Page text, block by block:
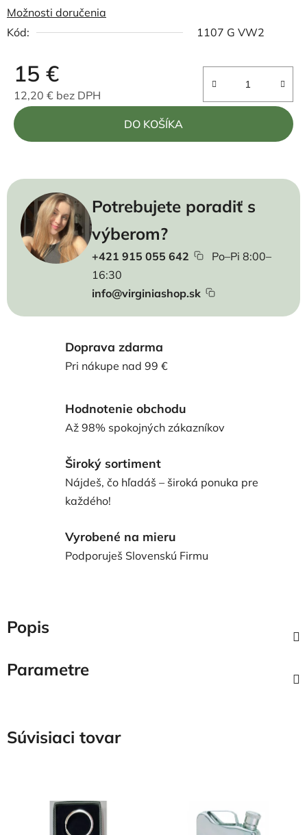
Možnosti doručenia
Kód:
1107 G VW2
15 €
12,20 € bez DPH
Jednotková cena:
DO KOŠÍKA
Potrebujete poradiť s
výberom?
+421 915 055 642
Po–Pi 8:00–
16:30
info@virginiashop.sk
Doprava zdarma
Pri nákupe nad 99 €
Hodnotenie obchodu
Až 98% spokojných zákazníkov
Široký sortiment
Nájdeš, čo hľadáš – široká ponuka pre
každého!
Vyrobené na mieru
Podporuješ Slovenskú Firmu
Popis
Parametre
Súvisiaci tovar